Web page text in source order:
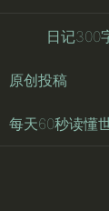
日记300
原创投稿
每天60秒读懂